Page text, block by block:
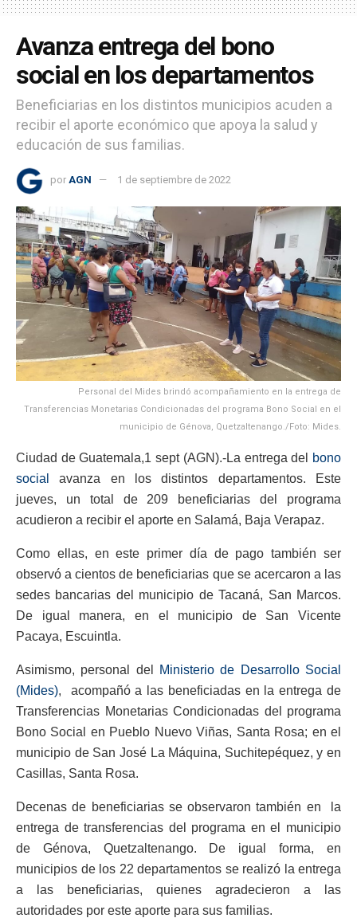
Avanza entrega del bono
social en los departamentos
Beneficiarias en los distintos municipios acuden a
recibir el aporte económico que apoya la salud y
educación de sus familias.
por AGN 1 de septiembre de 2022
Personal del Mides brindó acompañamiento en la entrega de
Transferencias Monetarias Condicionadas del programa Bono Social en el
municipio de Génova, Quetzaltenango./Foto: Mides.
Ciudad de Guatemala,1 sept (AGN).-La entrega del
bono
social
avanza en los distintos departamentos. Este
jueves, un total de 209 beneficiarias del programa
acudieron a recibir el aporte en Salamá, Baja Verapaz.
Como ellas, en este primer día de pago también ser
observó a cientos de beneficiarias que se acercaron a las
sedes bancarias del municipio de Tacaná, San Marcos.
De igual manera, en el municipio de San Vicente
Pacaya, Escuintla.
Asimismo, personal del
Ministerio de Desarrollo Social
(Mides), acompañó a las beneficiadas en la entrega de
Transferencias Monetarias Condicionadas del programa
Bono Social en Pueblo Nuevo Viñas, Santa Rosa; en el
municipio de San José La Máquina, Suchitepéquez, y en
Casillas, Santa Rosa.
Decenas de beneficiarias se observaron también en la
entrega de transferencias del programa en el municipio
de Génova, Quetzaltenango. De igual forma, en
municipios de los 22 departamentos se realizó la entrega
a las beneficiarias, quienes agradecieron a las
autoridades por este aporte para sus familias.